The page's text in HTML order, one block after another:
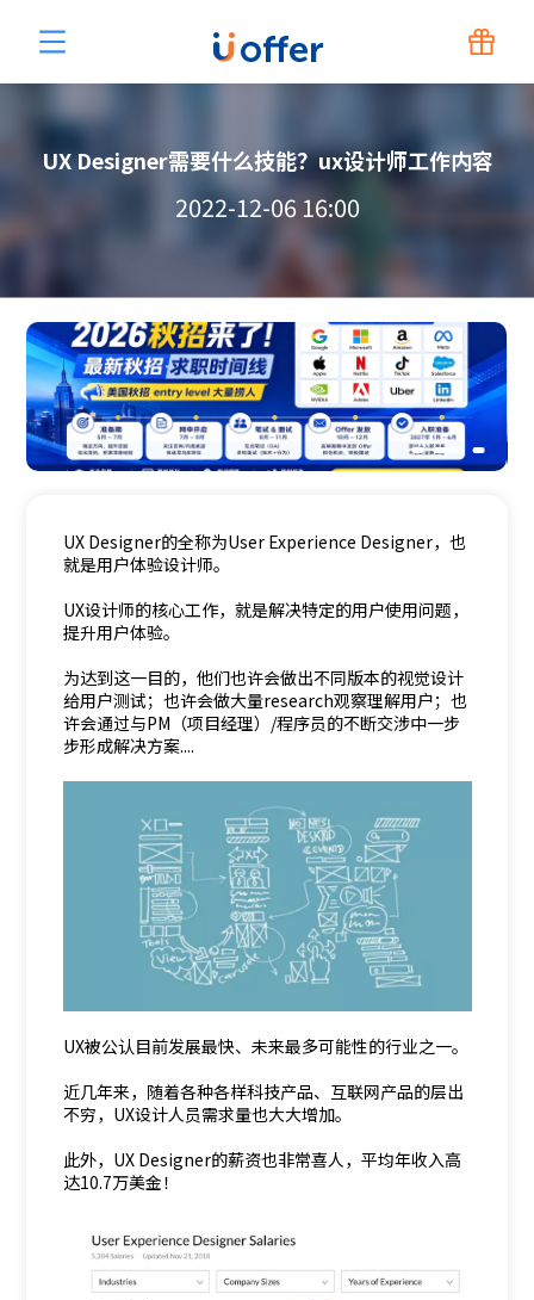
UX Designer需要什么技能？ux设计师工作内容
2022-12-06 16:00
UX Designer的全称为User Experience Designer，也
就是用户体验设计师。
UX设计师的核心工作，就是解决特定的用户使用问题，
提升用户体验。
为达到这一目的，他们也许会做出不同版本的视觉设计
给用户测试；也许会做大量research观察理解用户；也
许会通过与PM（项目经理）/程序员的不断交涉中一步
步形成解决方案....
UX被公认目前发展最快、未来最多可能性的行业之一。
近几年来，随着各种各样科技产品、互联网产品的层出
不穷，UX设计人员需求量也大大增加。
此外，UX Designer的薪资也非常喜人，平均年收入高
达10.7万美金！